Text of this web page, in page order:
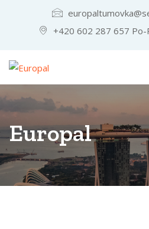
+420 602 287 657 Po-
Europal